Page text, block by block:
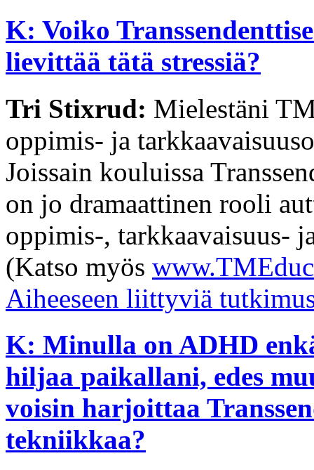
K: Voiko
lievittää tätä stressiä?
Tri Stixrud: Mielestäni
oppimis- ja
Joissain kouluissa
on jo dramaattinen rooli
oppimis-, tarkkaavaisuus-
(Katso myös
Aiheeseen liittyviä
K: Minulla on ADHD
hiljaa paikallani, edes
voisin harjoittaa
tekniikkaa?